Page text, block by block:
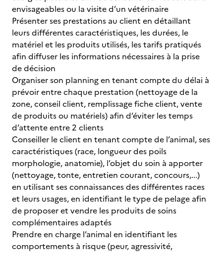
envisageables ou la visite d’un vétérinaire
Présenter ses prestations au client en détaillant
leurs différentes caractéristiques, les durées, le
matériel et les produits utilisés, les tarifs pratiqués
afin diffuser les informations nécessaires à la prise
de décision
Organiser son planning en tenant compte du délai à
prévoir entre chaque prestation (nettoyage de la
zone, conseil client, remplissage fiche client, vente
de produits ou matériels) afin d’éviter les temps
d’attente entre 2 clients
Conseiller le client en tenant compte de l’animal, ses
caractéristiques (race, longueur des poils
morphologie, anatomie), l’objet du soin à apporter
(nettoyage, tonte, entretien courant, concours,...)
en utilisant ses connaissances des différentes races
et leurs usages, en identifiant le type de pelage afin
de proposer et vendre les produits de soins
complémentaires adaptés
Prendre en charge l’animal en identifiant les
comportements à risque (peur, agressivité,